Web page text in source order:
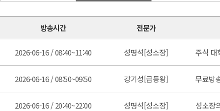
방송시간 전문가
2026-06-16 / 08:40~11:40 성명석[성소장] 주식 대
2026-06-16 / 08:50~09:50 강기성[급등왕] 무료방
2026-06-16 / 20:40~22:00 성명석[성소장] 성소장